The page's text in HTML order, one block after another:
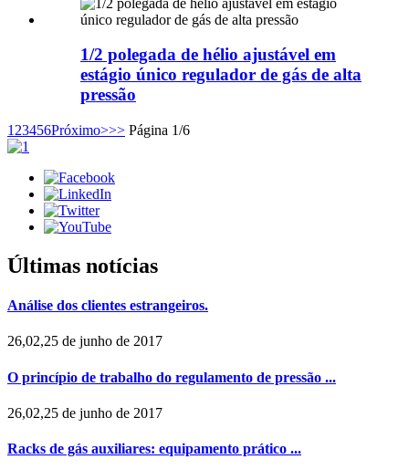
1/2 polegada de hélio ajustável em
estágio único regulador de gás de alta
pressão
1 23456Próximo>>> Página 1/6
Últimas notícias
Análise dos clientes estrangeiros.
26,02,25 de junho de 2017
O princípio de trabalho do regulamento de pressão ...
26,02,25 de junho de 2017
Racks de gás auxiliares: equipamento prático ...